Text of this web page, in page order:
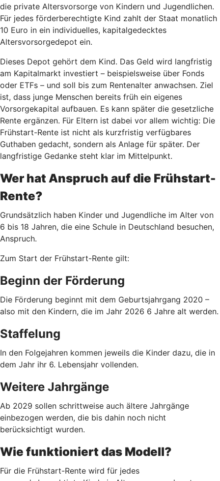
die private Altersvorsorge von Kindern und Jugendlichen.
Für jedes förderberechtigte Kind zahlt der Staat monatlich
10 Euro in ein individuelles, kapitalgedecktes
Altersvorsorgedepot ein.
Dieses Depot gehört dem Kind. Das Geld wird langfristig
am Kapitalmarkt investiert – beispielsweise über Fonds
oder ETFs – und soll bis zum Rentenalter anwachsen. Ziel
ist, dass junge Menschen bereits früh ein eigenes
Vorsorgekapital aufbauen. Es kann später die gesetzliche
Rente ergänzen. Für Eltern ist dabei vor allem wichtig: Die
Frühstart-Rente ist nicht als kurzfristig verfügbares
Guthaben gedacht, sondern als Anlage für später. Der
langfristige Gedanke steht klar im Mittelpunkt.
Wer hat Anspruch auf die Frühstart-
Rente?
Grundsätzlich haben Kinder und Jugendliche im Alter von
6 bis 18 Jahren, die eine Schule in Deutschland besuchen,
Anspruch.
Zum Start der Frühstart-Rente gilt:
Beginn der Förderung
Die Förderung beginnt mit dem Geburtsjahrgang 2020 –
also mit den Kindern, die im Jahr 2026 6 Jahre alt werden.
Staffelung
In den Folgejahren kommen jeweils die Kinder dazu, die in
dem Jahr ihr 6. Lebensjahr vollenden.
Weitere Jahrgänge
Ab 2029 sollen schrittweise auch ältere Jahrgänge
einbezogen werden, die bis dahin noch nicht
berücksichtigt wurden.
Wie funktioniert das Modell?
Für die Frühstart-Rente wird für jedes